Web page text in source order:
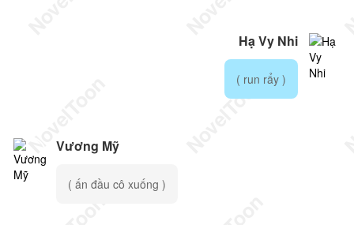
Hạ Vy Nhi
( run rẩy )
Vương Mỹ
( ấn đầu cô xuống )